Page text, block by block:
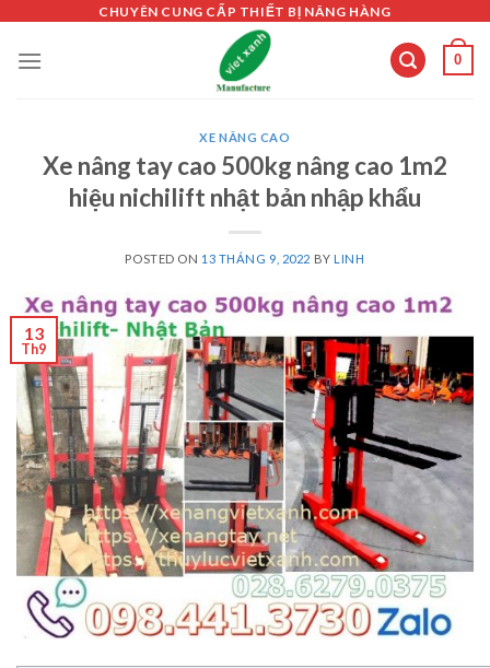
content
CHUYÊN CUNG CẤP THIẾT BỊ NÂNG HÀNG
0
XE NÂNG CAO
Xe nâng tay cao 500kg nâng cao 1m2
hiệu nichilift nhật bản nhập khẩu
POSTED ON 13 THÁNG 9, 2022 BYLINH
13
Th9